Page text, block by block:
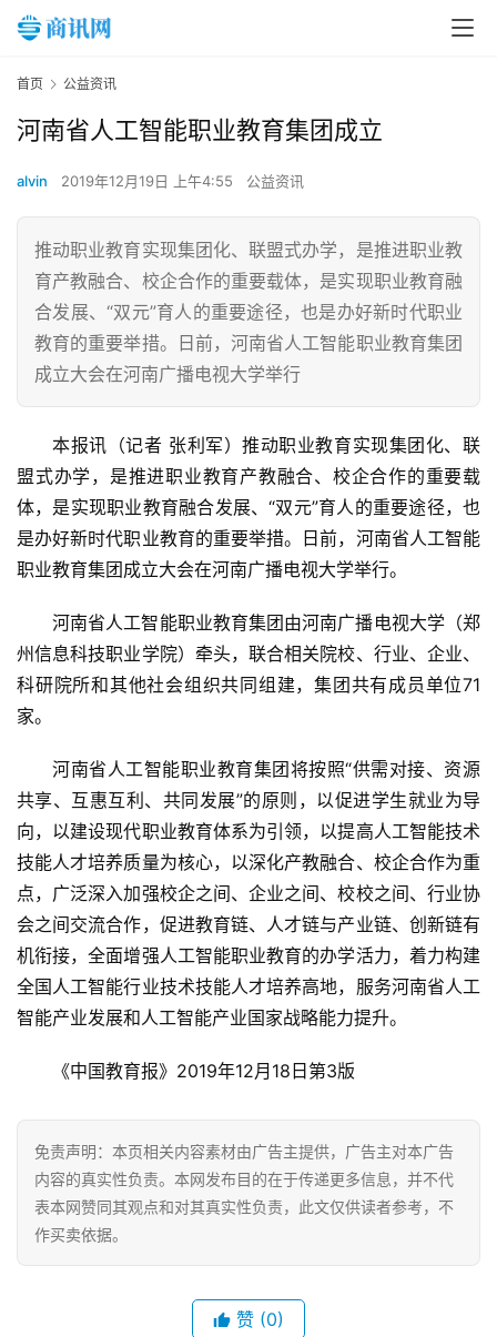
页
新
闻
资
讯
经
商
业
A
I
科
技
金
融
互
联
首页 公益资讯
河南省人工智能职业教育集团成立
alvin 2019年12月19日 上午4:55 公益资讯
推动职业教育实现集团化、联盟式办学，是推进职业教
育产教融合、校企合作的重要载体，是实现职业教育融
合发展、“双元”育人的重要途径，也是办好新时代职业
教育的重要举措。日前，河南省人工智能职业教育集团
成立大会在河南广播电视大学举行
本报讯（记者 张利军）推动职业教育实现集团化、联
盟式办学，是推进职业教育产教融合、校企合作的重要载
体，是实现职业教育融合发展、“双元”育人的重要途径，也
是办好新时代职业教育的重要举措。日前，河南省人工智能
职业教育集团成立大会在河南广播电视大学举行。
河南省人工智能职业教育集团由河南广播电视大学（郑
州信息科技职业学院）牵头，联合相关院校、行业、企业、
科研院所和其他社会组织共同组建，集团共有成员单位71
家。
河南省人工智能职业教育集团将按照“供需对接、资源
共享、互惠互利、共同发展”的原则，以促进学生就业为导
向，以建设现代职业教育体系为引领，以提高人工智能技术
技能人才培养质量为核心，以深化产教融合、校企合作为重
点，广泛深入加强校企之间、企业之间、校校之间、行业协
会之间交流合作，促进教育链、人才链与产业链、创新链有
机衔接，全面增强人工智能职业教育的办学活力，着力构建
全国人工智能行业技术技能人才培养高地，服务河南省人工
智能产业发展和人工智能产业国家战略能力提升。
《中国教育报》2019年12月18日第3版
免责声明：本页相关内容素材由广告主提供，广告主对本广告
内容的真实性负责。本网发布目的在于传递更多信息，并不代
表本网赞同其观点和对其真实性负责，此文仅供读者参考，不
作买卖依据。
赞 (0)